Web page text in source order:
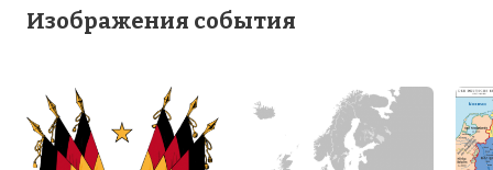
Изображения события